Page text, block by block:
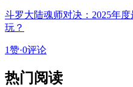
斗罗大陆魂师对决：2025年
玩？
1赞·0评论
热门阅读